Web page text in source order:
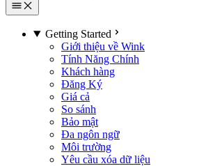
Getting Started
Giới thiệu về Wink
Tính Năng Chính
Khách hàng
Đăng Ký
Giá cả
So sánh
Bảo mật
Đa ngôn ngữ
Môi trường
Yêu cầu xóa dữ liệu